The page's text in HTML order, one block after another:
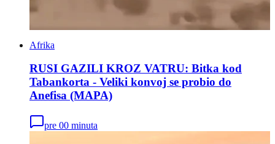
Afrika
RUSI GAZILI KROZ VATRU: Bitka kod
Tabankorta - Veliki konvoj se probio do
Anefisa (MAPA)
pre 00 minuta